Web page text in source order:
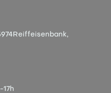
Reiffeisenbank,
17h